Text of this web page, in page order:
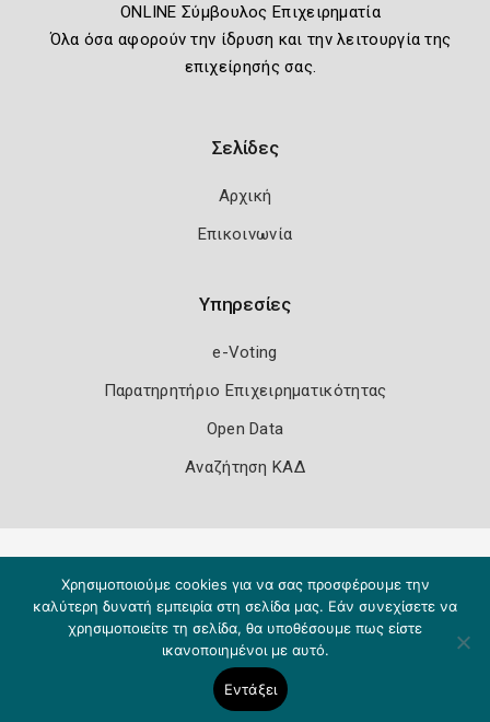
ONLINE Σύμβουλος Επιχειρηματία
Όλα όσα αφορούν την ίδρυση και την λειτουργία της
επιχείρησής σας.
Σελίδες
Αρχική
Επικοινωνία
Υπηρεσίες
e-Voting
Παρατηρητήριο Επιχειρηματικότητας
Open Data
Αναζήτηση ΚΑΔ
Χρησιμοποιούμε cookies για να σας προσφέρουμε την
καλύτερη δυνατή εμπειρία στη σελίδα μας. Εάν συνεχίσετε να
χρησιμοποιείτε τη σελίδα, θα υποθέσουμε πως είστε
ικανοποιημένοι με αυτό.
Εντάξει
Copyright 2026 Knowledge A.E.